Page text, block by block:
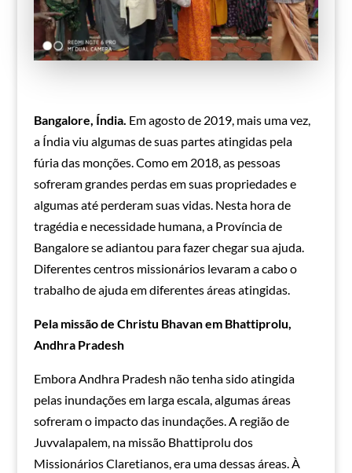
Bangalore, Índia. Em agosto de 2019, mais uma vez,
a Índia viu algumas de suas partes atingidas pela
fúria das monções. Como em 2018, as pessoas
sofreram grandes perdas em suas propriedades e
algumas até perderam suas vidas. Nesta hora de
tragédia e necessidade humana, a Província de
Bangalore se adiantou para fazer chegar sua ajuda.
Diferentes centros missionários levaram a cabo o
trabalho de ajuda em diferentes áreas atingidas.
Pela missão de Christu Bhavan em Bhattiprolu,
Andhra Pradesh
Embora Andhra Pradesh não tenha sido atingida
pelas inundações em larga escala, algumas áreas
sofreram o impacto das inundações. A região de
Juvvalapalem, na missão Bhattiprolu dos
Missionários Claretianos, era uma dessas áreas. À